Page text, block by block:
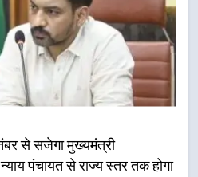
से सजेगा मुख्यमंत्री
पंचायत से राज्य स्तर तक होगा